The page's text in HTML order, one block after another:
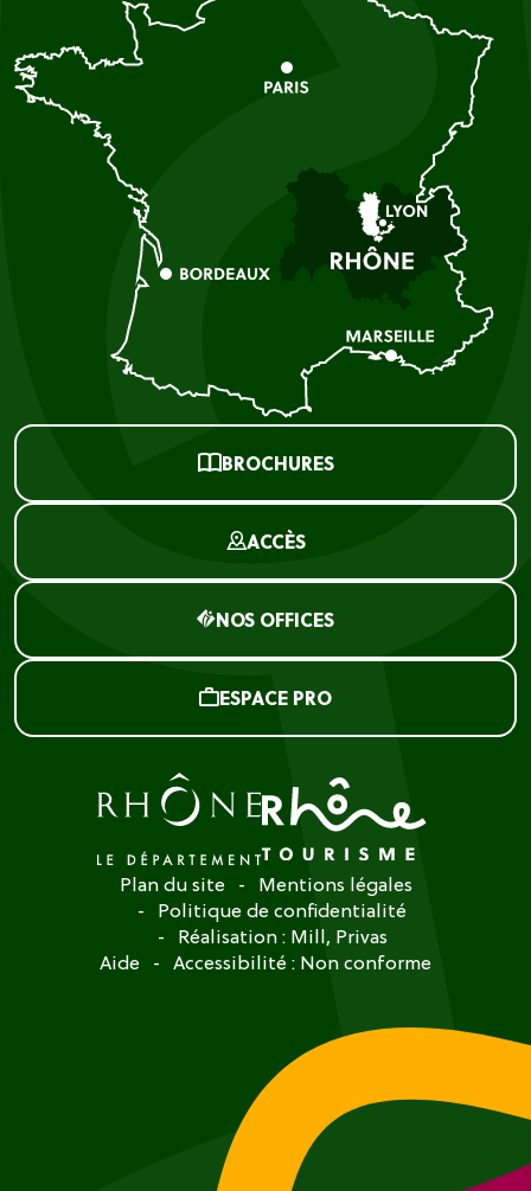
BROCHURES
ACCÈS
NOS OFFICES
ESPACE PRO
Plan du site
Mentions légales
Politique de confidentialité
Réalisation : Mill, Privas
Aide
Accessibilité : Non conforme